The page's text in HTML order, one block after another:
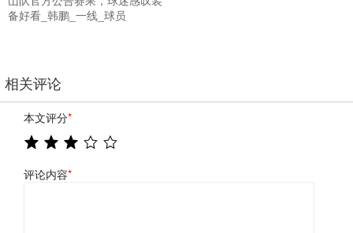
备好看_韩鹏_一线_球员
相关评论
本文评分*
评论内容*